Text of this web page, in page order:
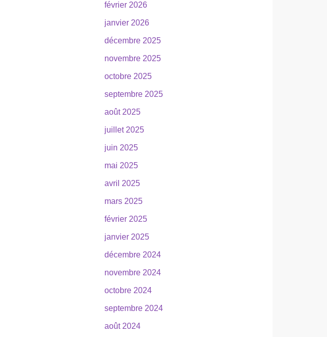
février 2026
janvier 2026
décembre 2025
novembre 2025
octobre 2025
septembre 2025
août 2025
juillet 2025
juin 2025
mai 2025
avril 2025
mars 2025
février 2025
janvier 2025
décembre 2024
novembre 2024
octobre 2024
septembre 2024
août 2024